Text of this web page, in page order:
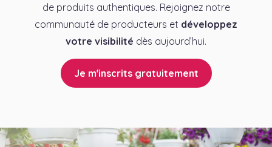
de produits authentiques. Rejoignez notre
communauté de producteurs et développez
votre visibilité dès aujourd’hui.
Je m'inscrits gratuitement